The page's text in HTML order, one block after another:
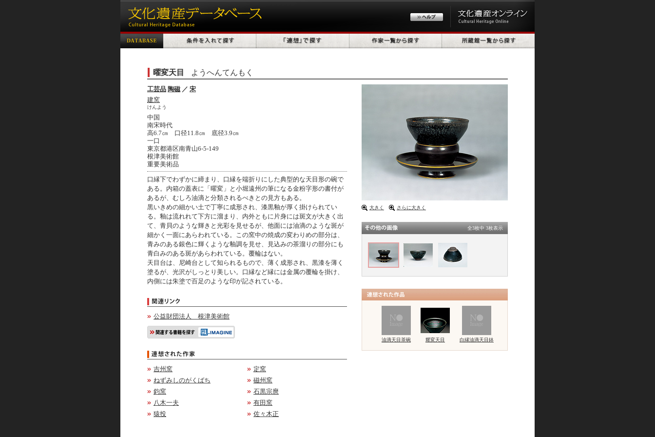
曜変天目 ようへんてんもく
工芸品 陶磁 ／ 宋
建窯
けんよう
中国
南宋時代
高6.7㎝ 口径11.8㎝ 底径3.9㎝
一口
東京都港区南青山6-5-149
根津美術館
重要美術品
口縁下でわずかに締まり、口縁を端折りにした典型的な天目形の碗で
ある。内箱の蓋表に「曜変」と小堀遠州の筆になる金粉字形の書付が
あるが、むしろ油滴と分類されるべきとの見方もある。
黒いきめの細かい土で丁寧に成形され、漆黒釉が厚く掛けられてい
る。釉は流れれて下方に溜まり、内外ともに片身には斑文が大きく出
て、青貝のような輝きと光彩を見せるが、他面には油滴のような斑が
細かく一面にあらわれている。この窯中の焼成の変わりめの部分は、
青みのある銀色に輝くような釉調を見せ、見込みの茶溜りの部分にも
青白みのある斑があらわれている。覆輪はない。
天目台は、尼崎台として知られるもので、薄く成形され、黒漆を薄く
塗るが、光沢がしっとり美しい。口縁など縁には金属の覆輪を掛け、
内側には朱塗で百足のような印が記されている。
公益財団法人 根津美術館
吉州窯
定窯
ねずみしのがくばち
磁州窯
鈞窯
石黒宗麿
八木一夫
有田窯
猿投
佐々木正
大きく さらに大きく
全3枚中 3枚表示
油滴天目茶碗 耀変天目 白縁油滴天目鉢